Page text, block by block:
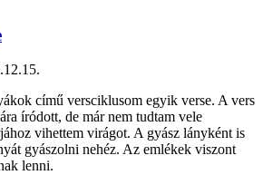
című versciklusom egyik verse. A vers
íródott, de már nem tudtam vele
vihettem virágot. A gyász lányként is
gyászolni nehéz. Az emlékek viszont
lenni.